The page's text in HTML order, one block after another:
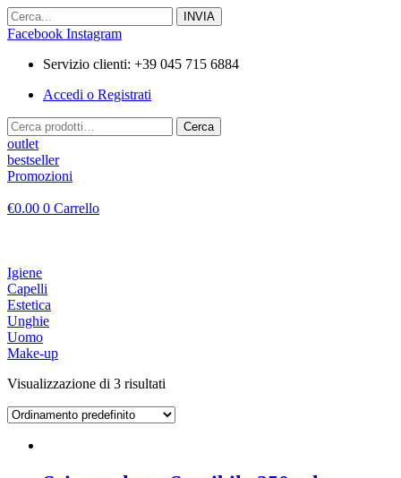
Vai
al
Facebook Instagram
Servizio clienti: +39 045 715 6884
Accedi o Registrati
Cerca:
Cerca
outlet
bestseller
Promozioni
€0.00 0 Carrello
Igiene
Capelli
Estetica
Unghie
Uomo
Make-up
Visualizzazione di 3 risultati